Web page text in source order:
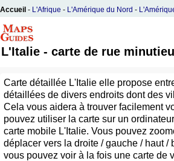
Accueil - L'Afrique - L'Amérique du Nord -
L'Italie - carte de rue
Carte détaillée L'Italie elle propose
détaillées de divers endroits dont des
Cela vous aidera à trouver facilement
pouvez utiliser la carte sur un
carte mobile L'Italie. Vous pouvez
déplacer vers la droite / gauche / haut /
vous pouvez voir à la fois une carte de